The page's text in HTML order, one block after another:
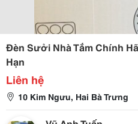
Đèn Sưởi Nhà Tắm Chính
Hạn
Liên hệ
10 Kim Ngưu, Hai Bà Trưng